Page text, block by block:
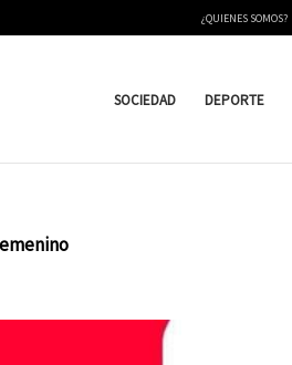
¿QUIENES SOMOS?
SOCIEDAD DEPORTE